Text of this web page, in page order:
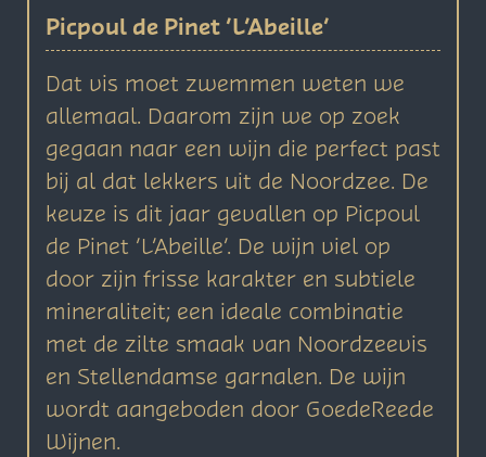
Picpoul de Pinet ‘L’Abeille’
Dat vis moet zwemmen weten we
allemaal. Daarom zijn we op zoek
gegaan naar een wijn die perfect past
bij al dat lekkers uit de Noordzee. De
keuze is dit jaar gevallen op Picpoul
de Pinet ‘L’Abeille’. De wijn viel op
door zijn frisse karakter en subtiele
mineraliteit; een ideale combinatie
met de zilte smaak van Noordzeevis
en Stellendamse garnalen. De wijn
wordt aangeboden door GoedeReede
Wijnen.